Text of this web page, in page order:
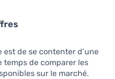
de se contenter d’une
temps de comparer les
sur le marché.